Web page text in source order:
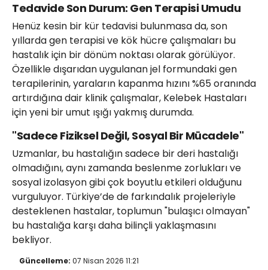
Tedavide Son Durum: Gen Terapisi Umudu
Henüz kesin bir kür tedavisi bulunmasa da, son
yıllarda gen terapisi ve kök hücre çalışmaları bu
hastalık için bir dönüm noktası olarak görülüyor.
Özellikle dışarıdan uygulanan jel formundaki gen
terapilerinin, yaraların kapanma hızını %65 oranında
artırdığına dair klinik çalışmalar, Kelebek Hastaları
için yeni bir umut ışığı yakmış durumda.
"Sadece Fiziksel Değil, Sosyal Bir Mücadele"
Uzmanlar, bu hastalığın sadece bir deri hastalığı
olmadığını, aynı zamanda beslenme zorlukları ve
sosyal izolasyon gibi çok boyutlu etkileri olduğunu
vurguluyor. Türkiye’de de farkındalık projeleriyle
desteklenen hastalar, toplumun "bulaşıcı olmayan"
bu hastalığa karşı daha bilinçli yaklaşmasını
bekliyor.
Güncelleme: 07 Nisan 2026 11:21